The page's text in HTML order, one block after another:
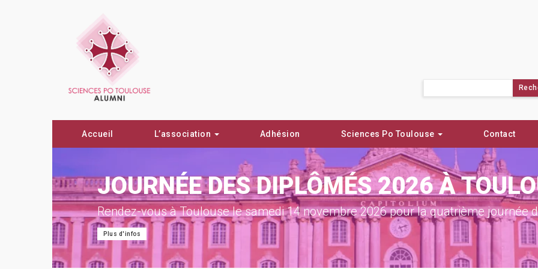
Accueil L’association Adhésion Sciences Po Toulouse Contact
JOURNÉE DES DIPLÔMÉS 2026 À
Rendez-vous à Toulouse le samedi 14 novembre 2026 pour la quatrième journée
Plus d'infos